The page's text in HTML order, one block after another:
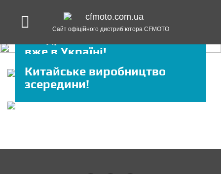
Сайт офіційного дистриб’ютора CFMOTO
Статті
вже в Україні!
Китайське виробництво
зсередини!